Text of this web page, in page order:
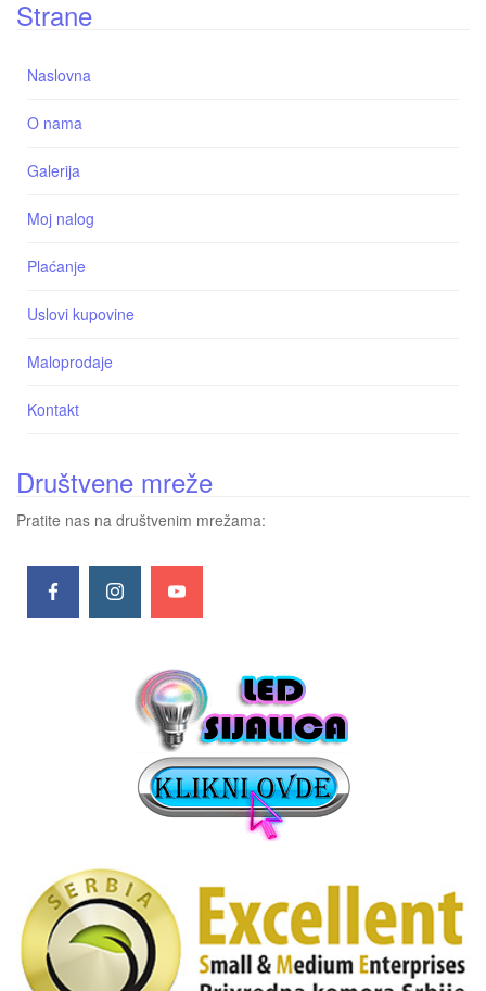
Strane
Naslovna
O nama
Galerija
Moj nalog
Plaćanje
Uslovi kupovine
Maloprodaje
Kontakt
Društvene mreže
Pratite nas na društvenim mrežama: